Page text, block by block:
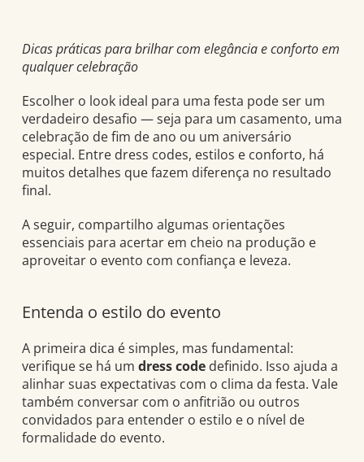
Dicas práticas para brilhar com elegância e conforto em
qualquer celebração
Escolher o look ideal para uma festa pode ser um
verdadeiro desafio — seja para um casamento, uma
celebração de fim de ano ou um aniversário
especial. Entre dress codes, estilos e conforto, há
muitos detalhes que fazem diferença no resultado
final.
A seguir, compartilho algumas orientações
essenciais para acertar em cheio na produção e
aproveitar o evento com confiança e leveza.
Entenda o estilo do evento
A primeira dica é simples, mas fundamental:
verifique se há um dress codedefinido. Isso ajuda a
alinhar suas expectativas com o clima da festa. Vale
também conversar com o anfitrião ou outros
convidados para entender o estilo e o nível de
formalidade do evento.